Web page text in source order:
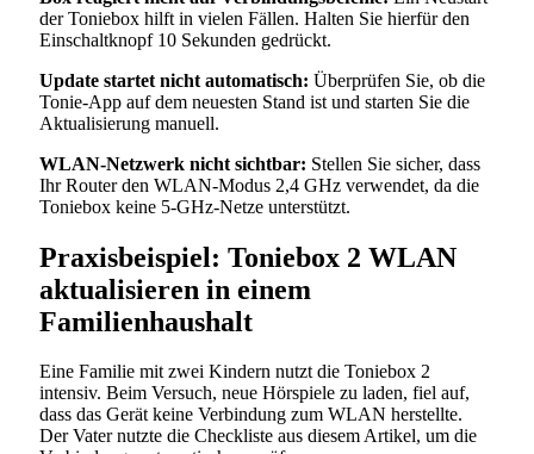
der Toniebox hilft in vielen Fällen. Halten Sie hierfür den
Einschaltknopf 10 Sekunden gedrückt.
Update startet nicht automatisch: Überprüfen Sie, ob die
Tonie-App auf dem neuesten Stand ist und starten Sie die
Aktualisierung manuell.
WLAN-Netzwerk nicht sichtbar: Stellen Sie sicher, dass
Ihr Router den WLAN-Modus 2,4 GHz verwendet, da die
Toniebox keine 5-GHz-Netze unterstützt.
Praxisbeispiel: Toniebox 2 WLAN
aktualisieren in einem
Familienhaushalt
Eine Familie mit zwei Kindern nutzt die Toniebox 2
intensiv. Beim Versuch, neue Hörspiele zu laden, fiel auf,
dass das Gerät keine Verbindung zum WLAN herstellte.
Der Vater nutzte die Checkliste aus diesem Artikel, um die